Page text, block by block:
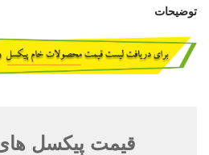
توضیحات
قیمت پیکسل های